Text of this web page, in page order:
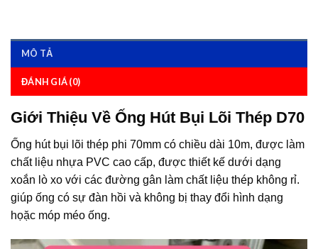
MÔ TẢ
ĐÁNH GIÁ (0)
Giới Thiệu Về Ống Hút Bụi Lõi Thép D70
Ống hút bụi lõi thép phi 70mm có chiều dài 10m, được làm
chất liệu nhựa PVC cao cấp, được thiết kế dưới dạng
xoắn lò xo với các đường gân làm chất liệu thép không rỉ.
giúp ống có sự đàn hồi và không bị thay đổi hình dạng
họặc móp méo ống.